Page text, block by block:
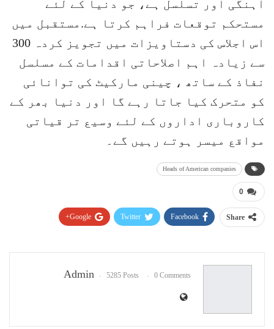
آہنگی اور تسلسل ہے، جو دنیا کے لئے
مستحکم توقعات فراہم کرتا ہے.مستقبل میں
اس اجلاس کی دستاویزات میں تجویز کردہ 300
سے زیادہ اہم اصلاحاتی اقدامات کے مسلسل
نفاذ کے ساتھ ، چینی مارکیٹ کی توانائی
کو متحرک کیا جاتا رہے گا اور دنیا بھر کے
کاروباری اداروں کے لئے وسیع تر قیاتی
مواقع میسر ہوتے رہیں گے۔
Heads of American companies
0
Share
Facebook
Twitter
Google+
Admin 5285 Posts 0 Comments